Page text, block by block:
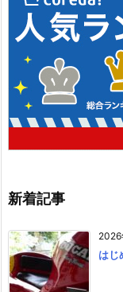
新着記事
2026
はじ